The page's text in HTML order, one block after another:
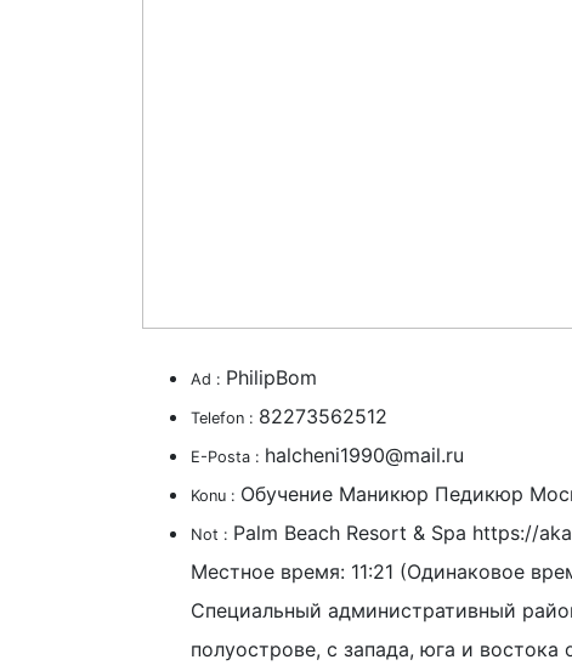
Ad : PhilipBom
Telefon : 82273562512
E-Posta : halcheni1990@mail.ru
Konu : Обучение Маникюр Педикюр
Not : Palm Beach Resort & Spa https://
Местное время: 11:21 (Одинаковое
Специальный административный
полуострове, с запада, юга и